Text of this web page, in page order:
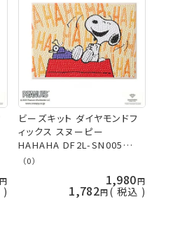
ビーズキット ダイヤモンドフ
ィックス スヌーピー
HAHAHA DF2L-SN005
PEANUTS SNOOPY 東京交
（0）
1,980
1,782 税込